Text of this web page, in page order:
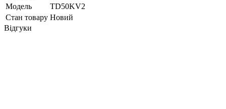
Модель
TD50KV2
Стан товару Новий
Відгуки